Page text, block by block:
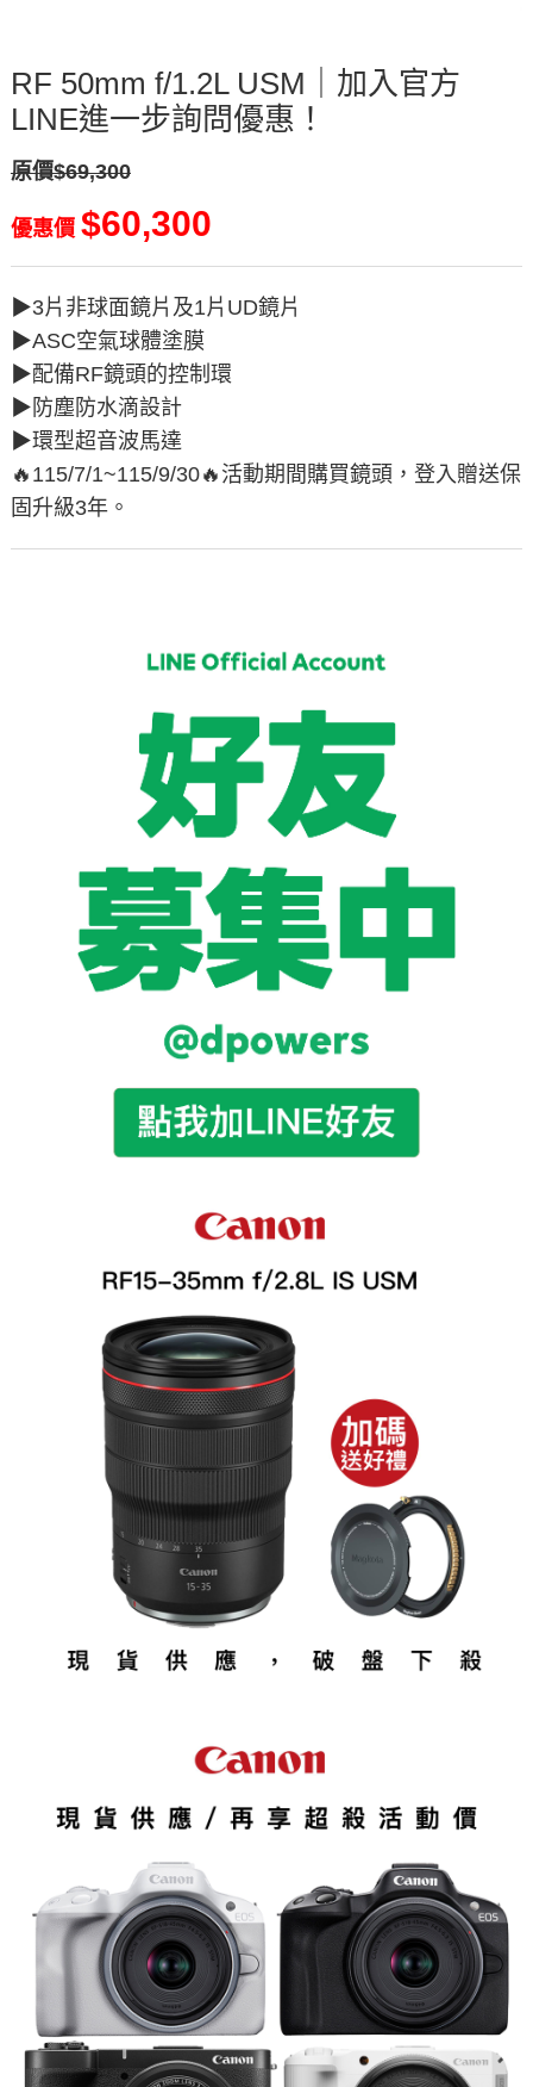
RF 50mm f/1.2L USM｜加入官方
LINE進一步詢問優惠！
原價$69,300
優惠價 $60,300
▶︎3片非球面鏡片及1片UD鏡片
▶︎ASC空氣球體塗膜
▶︎配備RF鏡頭的控制環
▶︎防塵防水滴設計
▶︎環型超音波馬達
🔥115/7/1~115/9/30🔥活動期間購買鏡頭，登入贈送保
固升級3年。